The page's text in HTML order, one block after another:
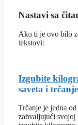
Nastavi sa
Ako ti je ovo bilo
tekstovi:
Izgubite
saveta i trčanje
Trčanje je jedna
zahvaljujući svojoj